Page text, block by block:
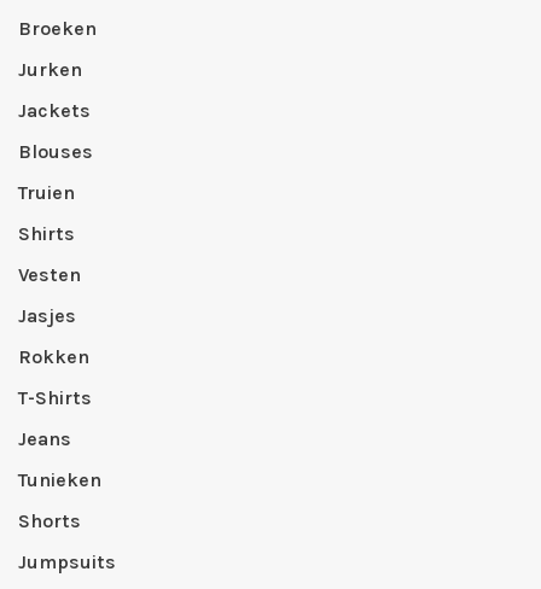
Broeken
Jurken
Jackets
Blouses
Truien
Shirts
Vesten
Jasjes
Rokken
T-Shirts
Jeans
Tunieken
Shorts
Jumpsuits